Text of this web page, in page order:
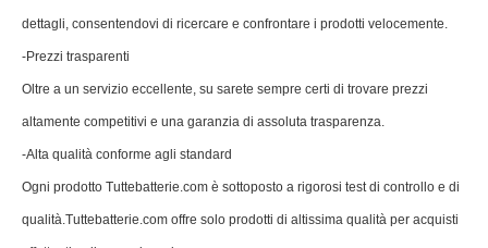
dettagli, consentendovi di ricercare e confrontare i prodotti velocemente.
-Prezzi trasparenti
Oltre a un servizio eccellente, su sarete sempre certi di trovare prezzi
altamente competitivi e una garanzia di assoluta trasparenza.
-Alta qualità conforme agli standard
Ogni prodotto Tuttebatterie.com è sottoposto a rigorosi test di controllo e di
qualità.Tuttebatterie.com offre solo prodotti di altissima qualità per acquisti